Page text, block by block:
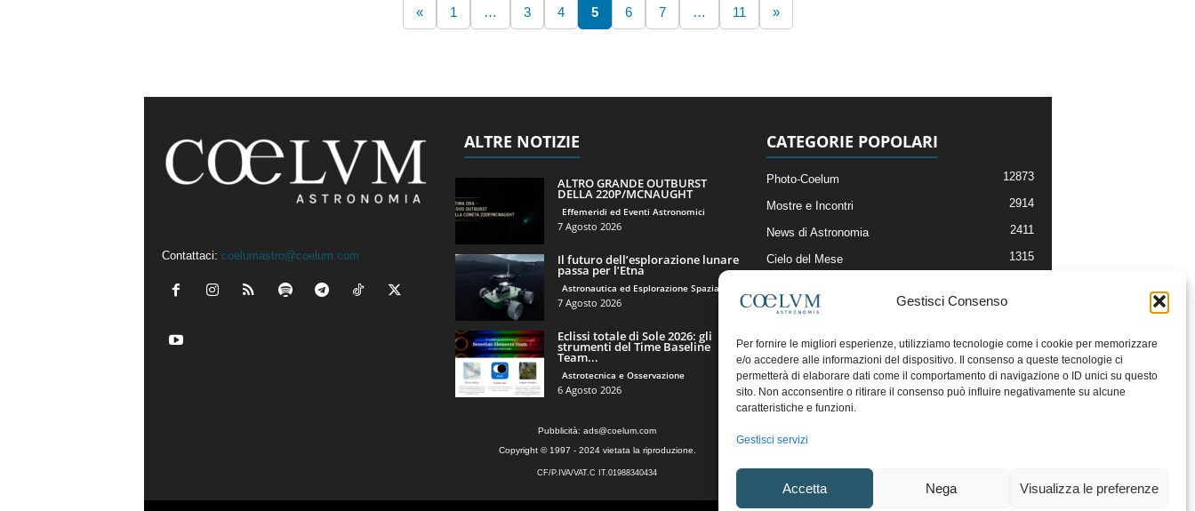
Gestisci Consenso
Per fornire le migliori esperienze, utilizziamo tecnologie come i cookie per memorizzare
e/o accedere alle informazioni del dispositivo. Il consenso a queste tecnologie ci
permetterà di elaborare dati come il comportamento di navigazione o ID unici su questo
sito. Non acconsentire o ritirare il consenso può influire negativamente su alcune
caratteristiche e funzioni.
Gestisci servizi
Accetta Nega Visualizza le preferenze
« 1 … 3 4 5 6 7 … 11 »
Contattaci: coelumastro@coelum.com
ALTRE NOTIZIE
ALTRO GRANDE OUTBURST
DELLA 220P/MCNAUGHT
Effemeridi ed Eventi Astronomici
7 Agosto 2026
Il futuro dell’esplorazione lunare
passa per l’Etna
Astronautica ed Esplorazione Spaziale
7 Agosto 2026
Eclissi totale di Sole 2026: gli
strumenti del Time Baseline
Team...
Astrotecnica e Osservazione
6 Agosto 2026
CATEGORIE POPOLARI
Photo-Coelum 12873
Mostre e Incontri 2914
News di Astronomia 2411
Cielo del Mese 1315
Articoli e Risorse On-Line
Il Blog della Redazione
Pubblicità: ads@coelum.com
Copyright © 1997 - 2024 vietata la riproduzione.
CF/P.IVA/VAT.C IT.01988340434